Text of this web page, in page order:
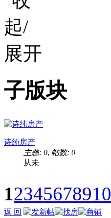
子版块
诗纯房产
主题: 0, 帖数: 0
从未
12345678910
返 回